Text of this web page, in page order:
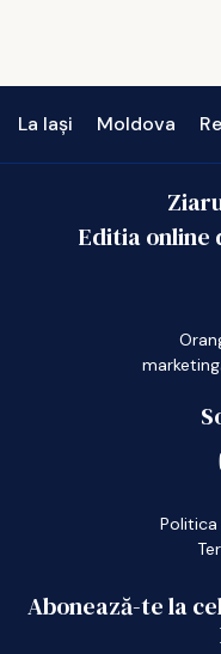
La Iași Moldova
Editia online
Abonează-te la